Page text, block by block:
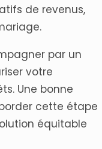
de revenus,
par un
votre
Une bonne
cette étape
équitable